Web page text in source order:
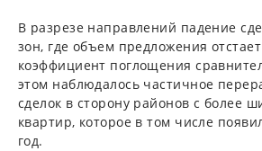
В разрезе направлений падение
зон, где объем предложения
коэффициент поглощения
этом наблюдалось частичное
сделок в сторону районов с более
квартир, которое в том числе
год.